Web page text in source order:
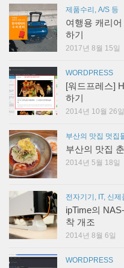
제품수리, A/S 등
여행용 캐리
하기
2017년 8월 15일
WORDPRESS
[워드프레스]
하기
2014년 10월 26일
부산의 맛집 멋집
부산의 맛집
2014년 5월 18일
전자기기, IT, 신제
ipTime의
착 개조
2014년 8월 6일
WORDPRESS